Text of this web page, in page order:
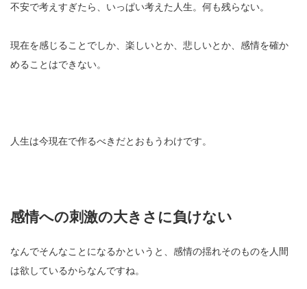
不安で考えすぎたら、いっぱい考えた人生。何も残らない。
現在を感じることでしか、楽しいとか、悲しいとか、感情を確か
めることはできない。
人生は今現在で作るべきだとおもうわけです。
感情への刺激の大きさに負けない
なんでそんなことになるかというと、感情の揺れそのものを人間
は欲しているからなんですね。